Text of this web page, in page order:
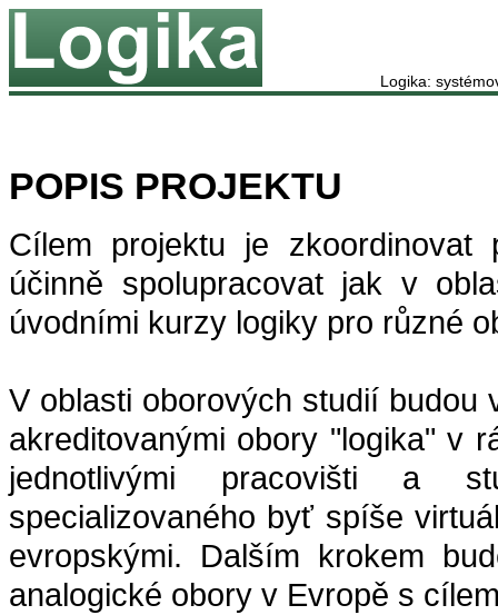
Logika
Logika:
POPIS PROJEKTU
Cílem projektu je
účinně spolupracovat jak v
úvodními kurzy logiky pro různé
V oblasti oborových studií
akreditovanými obory "logika" v
jednotlivými pracovišti a
specializovaného byť spíše
evropskými. Dalším krokem
analogické obory v Evropě s